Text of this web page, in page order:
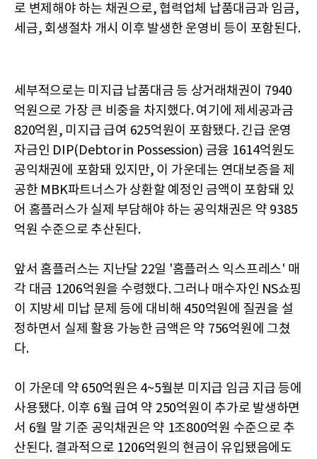
로 변제해야 하는 채권으로, 협력업체 납품대금과 임금,
세금, 회생절차 개시 이후 발생한 운영비 등이 포함된다.
세부적으로는 미지급 납품대금 등 상거래채권이 7940
억원으로 가장 큰 비중을 차지했다. 여기에 제세공과금
820억원, 미지급 급여 625억원이 포함됐다. 긴급 운영
자금인 DIP(Debtor in Possession) 금융 1614억원도
공익채권에 포함돼 있지만, 이 가운데는 연대보증을 제
공한 MBK파트너스가 상환할 예정인 금액이 포함돼 있
어 홈플러스가 실제 부담해야 하는 공익채권은 약 9385
억원 수준으로 추산된다.
앞서 홈플러스는 지난달 22일 '홈플러스 익스프레스' 매
각 대금 1206억원을 수령했다. 그러나 매수자인 NS쇼핑
이 지방세 미납 문제 등에 대비해 450억원에 질권을 설
정하면서 실제 활용 가능한 금액은 약 756억원에 그쳤
다.
이 가운데 약 650억원은 4~5월분 미지급 임금 지급 등에
사용됐다. 이후 6월 급여 약 250억원이 추가로 발생하면
서 6월 말 기준 공익채권은 약 1조800억원 수준으로 추
산된다. 결과적으로 1206억원의 현금이 유입됐음에도